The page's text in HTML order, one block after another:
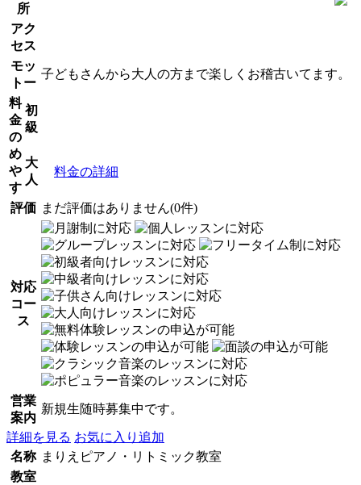
所
アク
セス
モッ
トー
子どもさんから大人の方まで楽しくお稽古いてます。
料
金
の
め
や
す
初
級
大
人
料金の詳細
評価 まだ評価はありません(0件)
対応
コー
ス
営業
案内
新規生随時募集中です。
詳細を見る お気に入り追加
名称 まりえピアノ・リトミック教室
教室